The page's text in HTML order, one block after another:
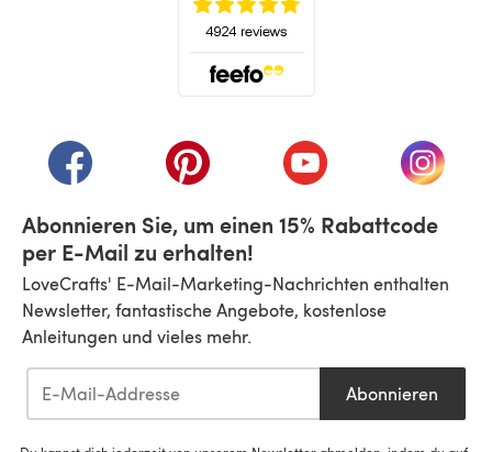
(öffnet sich in einem neuen Tab)
(öffnet sich in einem neuen Tab)
(öffnet sich in einem
(öffnet
Abonnieren Sie, um einen 15% Rabattcode
per E-Mail zu erhalten!
LoveCrafts' E-Mail-Marketing-Nachrichten enthalten
Newsletter, fantastische Angebote, kostenlose
Anleitungen und vieles mehr.
Abonnieren